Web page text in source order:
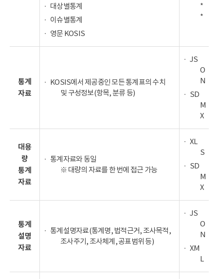
대상별통계
이슈별통계
영문 KOSIS
*
*
통계
자료
KOSIS에서 제공중인 모든 통계표의 수치
및 구성정보(항목, 분류 등)
JS
O
N
SD
M
X
대용
량
통계
자료
통계자료와 동일
※ 대량의 자료를 한 번에 접근 가능
XL
S
SD
M
X
통계
설명
자료
통계설명자료(통계명, 법적근거, 조사목적,
조사주기, 조사체계, 공표범위 등)
JS
O
N
XM
L